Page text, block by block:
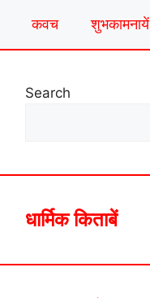
कवच शुभकामनायें
Search
धार्मिक किताबें